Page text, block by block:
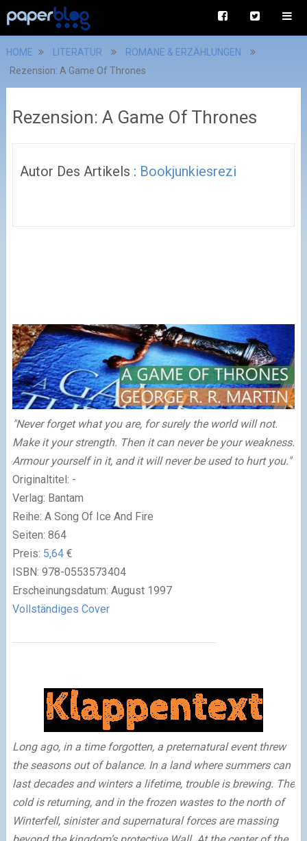
HOME LITERATUR
ROMANE & ERZÄHLUNGEN
Rezension: A Game Of Thrones
Rezension: A Game Of Thrones
Autor Des Artikels : Bookjunkiesrezi
"Never forget what you are, for surely the world will not.
Make it your strength. Then it can never be your weakness.
Armour yourself in it, and it will never be used to hurt you."
Originaltitel: -
Verlag: Bantam
Reihe: A Song Of Ice And Fire
Seiten: 864
Preis: 5,64€
ISBN: 978-0553573404
Erscheinungsdatum: August 1997
Vollständiges Cover
Long ago, in a time forgotten, a preternatural event threw
the seasons out of balance. In a land where summers can
last decades and winters a lifetime, trouble is brewing. The
cold is returning, and in the frozen wastes to the north of
Winterfell, sinister and supernatural forces are massing